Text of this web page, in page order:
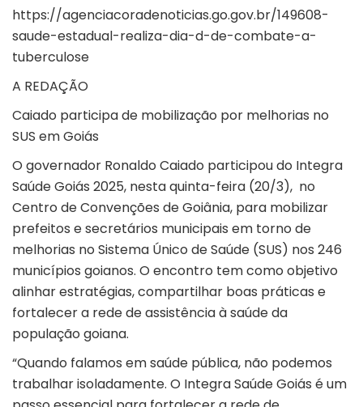
https://agenciacoradenoticias.go.gov.br/149608-
saude-estadual-realiza-dia-d-de-combate-a-
tuberculose
A REDAÇÃO
Caiado participa de mobilização por melhorias no
SUS em Goiás
O governador Ronaldo Caiado participou do Integra
Saúde Goiás 2025, nesta quinta-feira (20/3), no
Centro de Convenções de Goiânia, para mobilizar
prefeitos e secretários municipais em torno de
melhorias no Sistema Único de Saúde (SUS) nos 246
municípios goianos. O encontro tem como objetivo
alinhar estratégias, compartilhar boas práticas e
fortalecer a rede de assistência à saúde da
população goiana.
“Quando falamos em saúde pública, não podemos
trabalhar isoladamente. O Integra Saúde Goiás é um